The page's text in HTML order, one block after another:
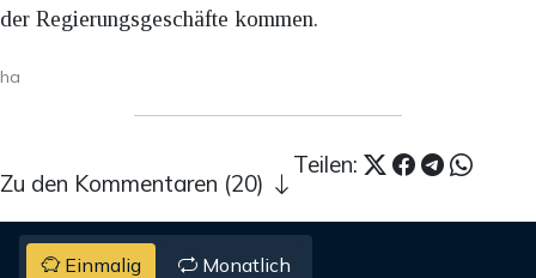
der Regierungsgeschäfte kommen.
ha
Teilen:
Zu den Kommentaren (20)
Einmalig Monatlich